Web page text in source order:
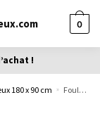
0
!
180 x 90 cm » Foulards pour cheveux 180 x 90 cm – Écharpe orange Dagmar style bohème pour elle